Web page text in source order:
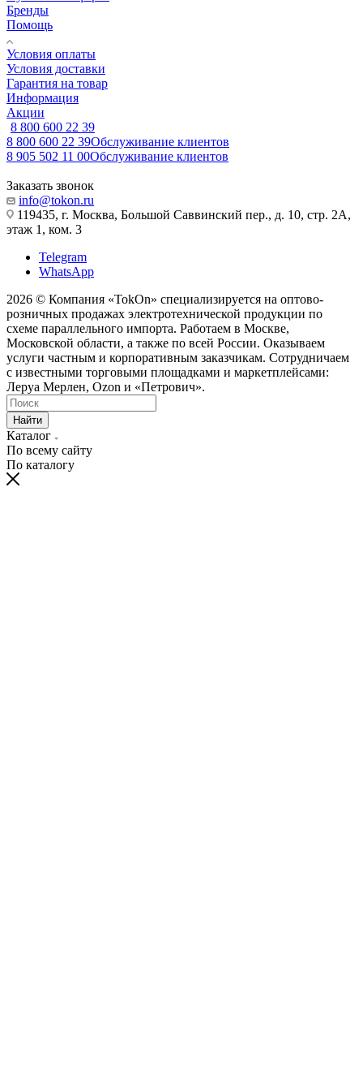
Бренды
Помощь
Условия оплаты
Условия доставки
Гарантия на товар
Информация
Акции
8 800 600 22 39
8 800 600 22 39Обслуживание клиентов
8 905 502 11 00Обслуживание клиентов
Заказать звонок
info@tokon.ru
119435, г. Москва, Большой Саввинский пер., д. 10, стр. 2А,
этаж 1, ком. 3
Telegram
WhatsApp
2026 © Компания «TokOn» специализируется на оптово-
розничных продажах электротехнической продукции по
схеме параллельного импорта. Работаем в Москве,
Московской области, а также по всей России. Оказываем
услуги частным и корпоративным заказчикам. Сотрудничаем
с известными торговыми площадками и маркетплейсами:
Леруа Мерлен, Ozon и «Петрович».
Найти
Каталог
По всему сайту
По каталогу